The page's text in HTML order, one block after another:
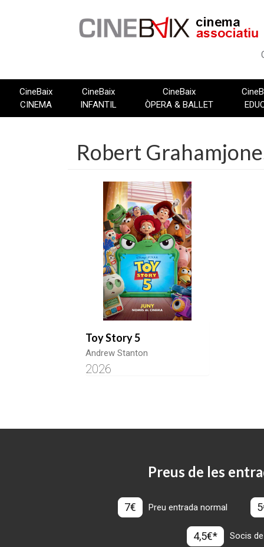
CineBaix
CINEMA
CineBaix
INFANTIL
CineBaix
ÒPERA & BALLET
Robert
Toy Story 5
Andrew Stanton
2026
Preus de les
7€ Preu entrada normal
4,5€* Socis